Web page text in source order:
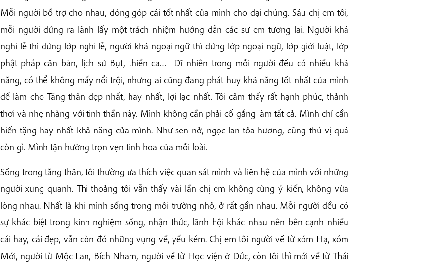
Mỗi người bổ trợ cho nhau, đóng góp cái tốt nhất của mình cho đại chúng. Sáu chị em tôi,
mỗi người đứng ra lãnh lấy một trách nhiệm hướng dẫn các sư em tương lai. Người khá
nghi lễ thì đứng lớp nghi lễ, người khá ngoại ngữ thì đứng lớp ngoại ngữ, lớp giới luật, lớp
phật pháp căn bản, lịch sử Bụt, thiền ca… Dĩ nhiên trong mỗi người đều có nhiều khả
năng, có thể không mấy nổi trội, nhưng ai cũng đang phát huy khả năng tốt nhất của mình
để làm cho Tăng thân đẹp nhất, hay nhất, lợi lạc nhất. Tôi cảm thấy rất hạnh phúc, thảnh
thơi và nhẹ nhàng với tinh thần này. Mình không cần phải cố gắng làm tất cả. Mình chỉ cần
hiến tặng hay nhất khả năng của mình. Như sen nở, ngọc lan tỏa hương, cũng thú vị quá
còn gì. Mình tận hưởng trọn vẹn tinh hoa của mỗi loài.
Sống trong tăng thân, tôi thường ưa thích việc quan sát mình và liên hệ của mình với những
người xung quanh. Thi thoảng tôi vẫn thấy vài lần chị em không cùng ý kiến, không vừa
lòng nhau. Nhất là khi mình sống trong môi trường nhỏ, ở rất gần nhau. Mỗi người đều có
sự khác biệt trong kinh nghiệm sống, nhận thức, lãnh hội khác nhau nên bên cạnh nhiều
cái hay, cái đẹp, vẫn còn đó những vụng về, yếu kém. Chị em tôi người về từ xóm Hạ, xóm
Mới, người từ Mộc Lan, Bích Nham, người về từ Học viện ở Đức, còn tôi thì mới về từ Thái